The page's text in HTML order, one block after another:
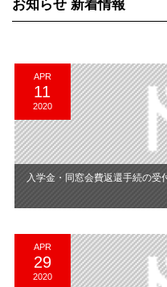
お知らせ 新着情報
APR
11
2020
入学金・同窓会費返還手続の受
APR
29
2020